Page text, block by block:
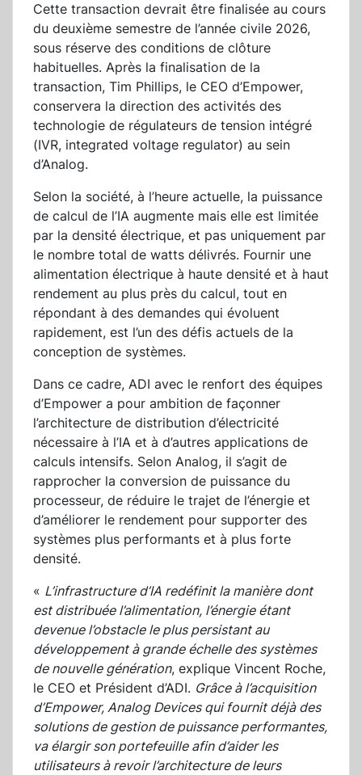
Cette transaction devrait être finalisée au cours
du deuxième semestre de l’année civile 2026,
sous réserve des conditions de clôture
habituelles. Après la finalisation de la
transaction, Tim Phillips, le CEO d’Empower,
conservera la direction des activités des
technologie de régulateurs de tension intégré
(IVR, integrated voltage regulator) au sein
d’Analog.
Selon la société, à l’heure actuelle, la puissance
de calcul de l’IA augmente mais elle est limitée
par la densité électrique, et pas uniquement par
le nombre total de watts délivrés. Fournir une
alimentation électrique à haute densité et à haut
rendement au plus près du calcul, tout en
répondant à des demandes qui évoluent
rapidement, est l’un des défis actuels de la
conception de systèmes.
Dans ce cadre, ADI avec le renfort des équipes
d’Empower a pour ambition de façonner
l’architecture de distribution d’électricité
nécessaire à l’IA et à d’autres applications de
calculs intensifs. Selon Analog, il s’agit de
rapprocher la conversion de puissance du
processeur, de réduire le trajet de l’énergie et
d’améliorer le rendement pour supporter des
systèmes plus performants et à plus forte
densité.
« L’infrastructure d’IA redéfinit la manière dont
est distribuée l’alimentation, l’énergie étant
devenue l’obstacle le plus persistant au
développement à grande échelle des systèmes
de nouvelle génération, explique Vincent Roche,
le CEO et Président d’ADI. Grâce à l’acquisition
d’Empower, Analog Devices qui fournit déjà des
solutions de gestion de puissance performantes,
va élargir son portefeuille afin d’aider les
utilisateurs à revoir l’architecture de leurs